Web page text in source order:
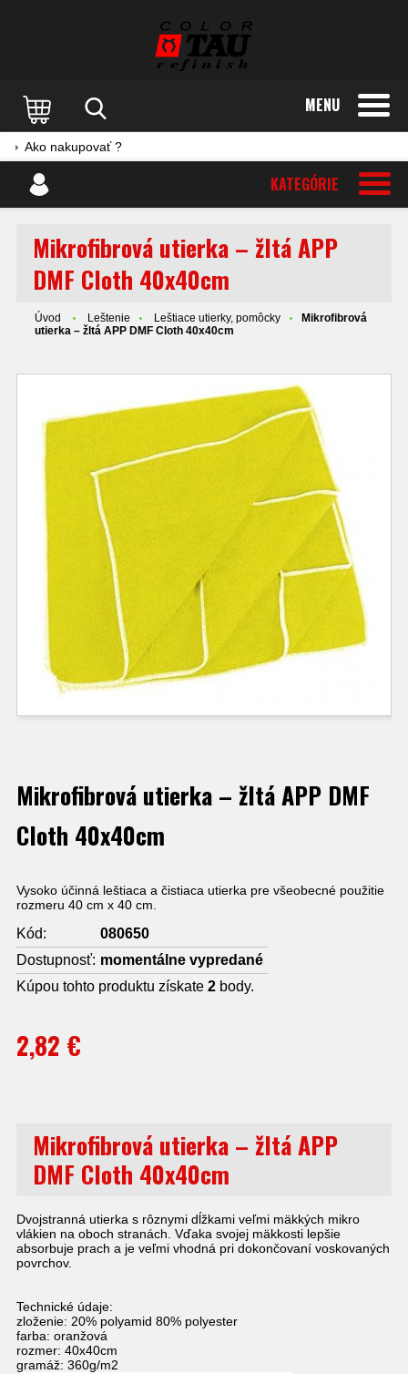
MENU
Ako nakupovať ?
KATEGÓRIE
Mikrofibrová utierka – žltá APP
DMF Cloth 40x40cm
Úvod Leštenie Leštiace utierky, pomôcky
Mikrofibrová
utierka – žltá APP DMF Cloth 40x40cm
Mikrofibrová utierka – žltá APP DMF
Cloth 40x40cm
Vysoko účinná leštiaca a čistiaca utierka pre všeobecné použitie
rozmeru 40 cm x 40 cm.
Kód:
080650
Dostupnosť: momentálne vypredané
Kúpou tohto produktu získate 2 body.
2,82 €
Mikrofibrová utierka – žltá APP
DMF Cloth 40x40cm
Dvojstranná utierka s rôznymi dĺžkami veľmi mäkkých mikro
vlákien na oboch stranách. Vďaka svojej mäkkosti lepšie
absorbuje prach a je veľmi vhodná pri dokončovaní voskovaných
povrchov.
Technické údaje:
zloženie: 20% polyamid 80% polyester
farba: oranžová
rozmer: 40x40cm
gramáž: 360g/m2